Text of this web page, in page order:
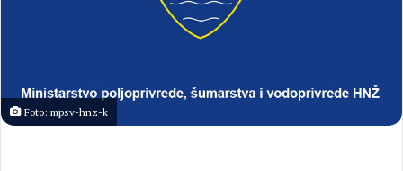
Foto: mpsv-hnz-k